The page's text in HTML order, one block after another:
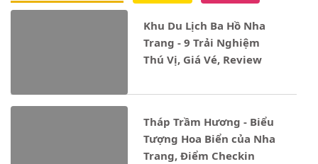
Khu Du Lịch Ba Hồ Nha
Trang - 9 Trải Nghiệm
Thú Vị, Giá Vé, Review
Tháp Trầm Hương - Biểu
Tượng Hoa Biển của Nha
Trang, Điểm Checkin